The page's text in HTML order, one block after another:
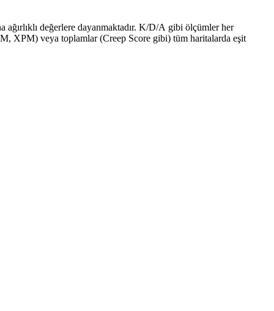
değerlere dayanmaktadır. K/D/A gibi ölçümler her
XPM) veya toplamlar (Creep Score gibi) tüm haritalarda eşit